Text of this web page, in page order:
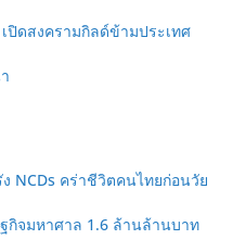
ปิดสงครามกิลด์ข้ามประเทศ
NCDs คร่าชีวิตคนไทยก่อนวัย
กิจมหาศาล 1.6 ล้านล้านบาท